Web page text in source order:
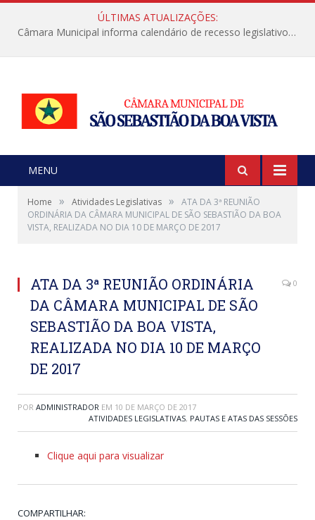
ÚLTIMAS ATUALIZAÇÕES:
Câmara Municipal informa calendário de recesso legislativo de julho
MENU
Home » Atividades Legislativas »
ATA DA 3ª REUNIÃO
ORDINÁRIA DA CÂMARA MUNICIPAL DE SÃO SEBASTIÃO DA BOA
VISTA, REALIZADA NO DIA 10 DE MARÇO DE 2017
ATA DA 3ª REUNIÃO ORDINÁRIA
DA CÂMARA MUNICIPAL DE SÃO
SEBASTIÃO DA BOA VISTA,
REALIZADA NO DIA 10 DE MARÇO
DE 2017
0
POR ADMINISTRADOR EM 10 DE MARÇO DE 2017
ATIVIDADES LEGISLATIVAS, PAUTAS E ATAS DAS SESSÕES
Clique aqui para visualizar
COMPARTILHAR: